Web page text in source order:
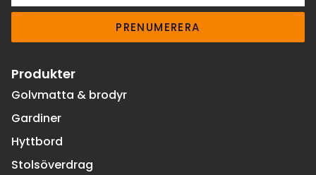
PRENUMERERA
Produkter
Golvmatta & brodyr
Gardiner
Hyttbord
Stolsöverdrag